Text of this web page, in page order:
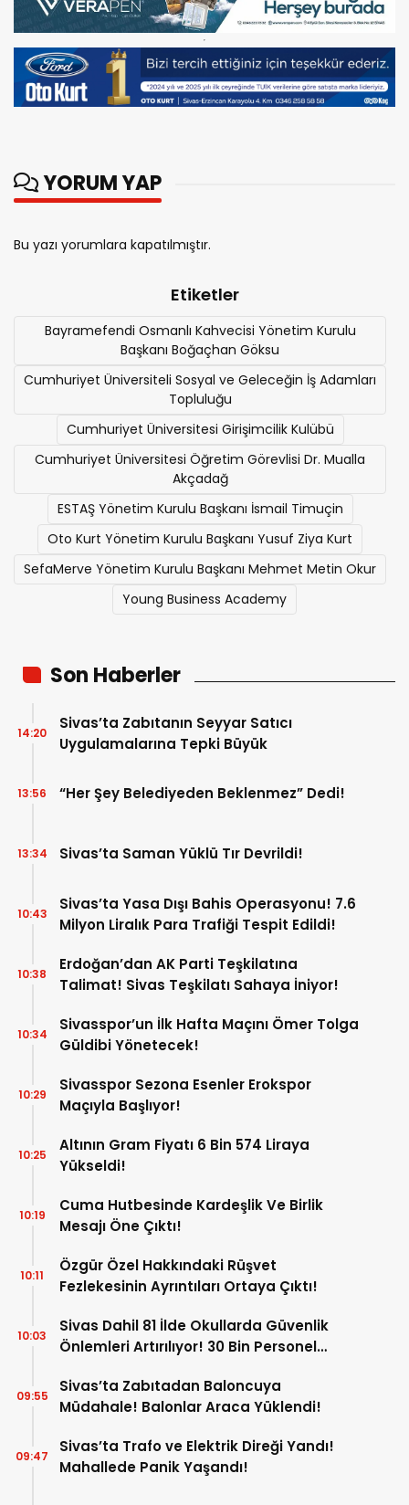
YORUM YAP
Bu yazı yorumlara kapatılmıştır.
Etiketler
Bayramefendi Osmanlı Kahvecisi Yönetim Kurulu
Başkanı Boğaçhan Göksu
Cumhuriyet Üniversiteli Sosyal ve Geleceğin İş Adamları
Topluluğu
Cumhuriyet Üniversitesi Girişimcilik Kulübü
Cumhuriyet Üniversitesi Öğretim Görevlisi Dr. Mualla
Akçadağ
ESTAŞ Yönetim Kurulu Başkanı İsmail Timuçin
Oto Kurt Yönetim Kurulu Başkanı Yusuf Ziya Kurt
SefaMerve Yönetim Kurulu Başkanı Mehmet Metin Okur
Young Business Academy
Son Haberler
Sivas’ta Zabıtanın Seyyar Satıcı
Uygulamalarına Tepki Büyük
14:20
“Her Şey Belediyeden Beklenmez” Dedi!
13:56
Sivas’ta Saman Yüklü Tır Devrildi!
13:34
Sivas’ta Yasa Dışı Bahis Operasyonu! 7.6
Milyon Liralık Para Trafiği Tespit Edildi!
10:43
Erdoğan’dan AK Parti Teşkilatına
Talimat! Sivas Teşkilatı Sahaya İniyor!
10:38
Sivasspor’un İlk Hafta Maçını Ömer Tolga
Güldibi Yönetecek!
10:34
Sivasspor Sezona Esenler Erokspor
Maçıyla Başlıyor!
10:29
Altının Gram Fiyatı 6 Bin 574 Liraya
Yükseldi!
10:25
Cuma Hutbesinde Kardeşlik Ve Birlik
Mesajı Öne Çıktı!
10:19
Özgür Özel Hakkındaki Rüşvet
Fezlekesinin Ayrıntıları Ortaya Çıktı!
10:11
Sivas Dahil 81 İlde Okullarda Güvenlik
Önlemleri Artırılıyor! 30 Bin Personel
10:03
Sivas’ta Zabıtadan Baloncuya
Müdahale! Balonlar Araca Yüklendi!
09:55
Sivas’ta Trafo ve Elektrik Direği Yandı!
Mahallede Panik Yaşandı!
09:47